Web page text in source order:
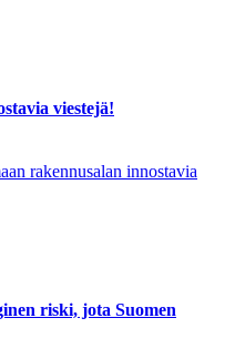
viestejä!
rakennusalan innostavia
riski, jota Suomen